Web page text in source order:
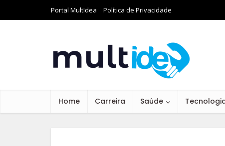
Portal MultIdea Política de Privacidade
Home Carreira Saúde